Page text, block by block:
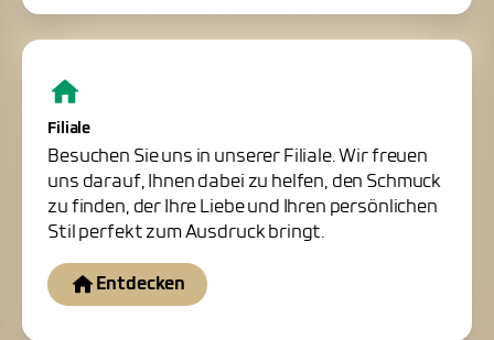
Filiale
Besuchen Sie uns in unserer Filiale. Wir freuen
uns darauf, Ihnen dabei zu helfen, den Schmuck
zu finden, der Ihre Liebe und Ihren persönlichen
Stil perfekt zum Ausdruck bringt.
Entdecken